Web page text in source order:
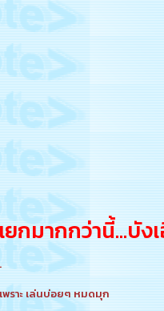
กมากกว่านี้...บัง
พราะ เล่นบ่อยๆ หมดมุก